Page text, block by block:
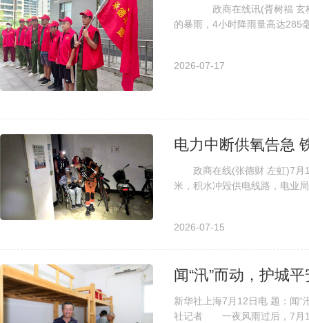
政商在线讯(胥树福 玄桂文
的暴雨，4小时降雨量高达285
2026-07-17
电力中断供氧告急
政商在线(张德财 左虹)7月
米，积水冲毁供电线路，电业
2026-07-15
闻“汛”而动，护城
新华社上海7月12日电 题：
社记者 一夜风雨过后，7月12